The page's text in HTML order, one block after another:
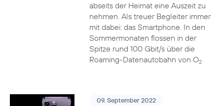
abseits der Heimat eine Auszeit zu
nehmen. Als treuer Begleiter immer
mit dabei: das Smartphone. In den
Sommermonaten flossen in der
Spitze rund 100 Gbit/s über die
Roaming-Datenautobahn von O2.
09. September 2022